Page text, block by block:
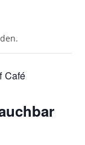
Café